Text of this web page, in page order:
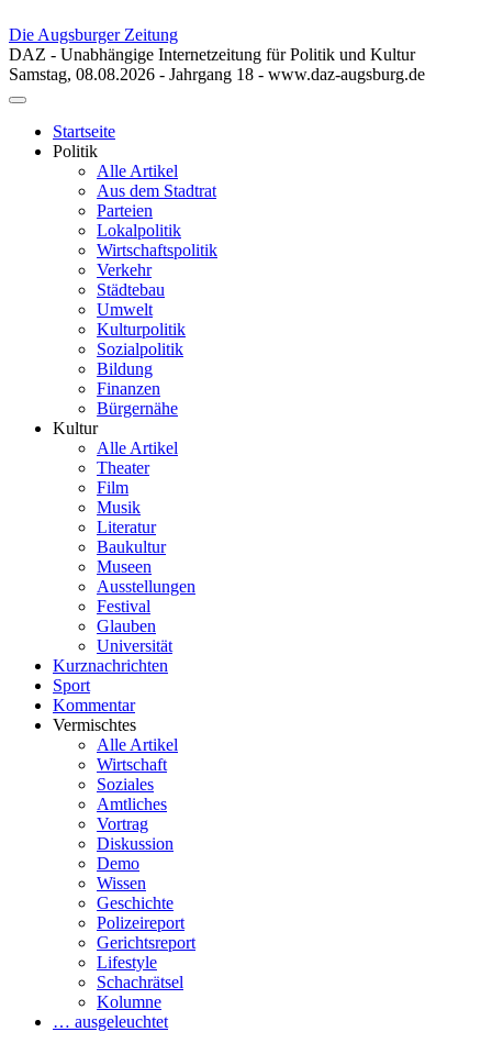
Die Augsburger Zeitung
DAZ - Unabhängige Internetzeitung für Politik und Kultur
Samstag, 08.08.2026 - Jahrgang 18 - www.daz-augsburg.de
Toggle
navigationStartseite
Politik
Alle Artikel
Aus dem Stadtrat
Parteien
Lokalpolitik
Wirtschaftspolitik
Verkehr
Städtebau
Umwelt
Kulturpolitik
Sozialpolitik
Bildung
Finanzen
Bürgernähe
Kultur
Alle Artikel
Theater
Film
Musik
Literatur
Baukultur
Museen
Ausstellungen
Festival
Glauben
Universität
Kurznachrichten
Sport
Kommentar
Vermischtes
Alle Artikel
Wirtschaft
Soziales
Amtliches
Vortrag
Diskussion
Demo
Wissen
Geschichte
Polizeireport
Gerichtsreport
Lifestyle
Schachrätsel
Kolumne
… ausgeleuchtet